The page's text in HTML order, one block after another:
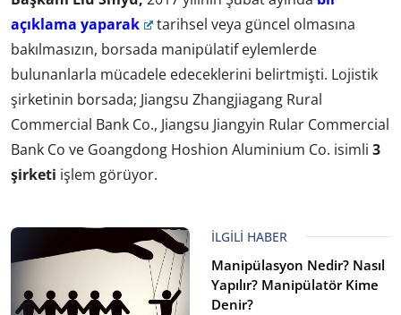
açıklama yaparak
tarihsel veya güncel olmasına
bakılmasızın, borsada manipülatif eylemlerde
bulunanlarla mücadele edeceklerini belirtmişti. Lojistik
şirketinin borsada; Jiangsu Zhangjiagang Rural
Commercial Bank Co., Jiangsu Jiangyin Rular Commercial
Bank Co ve Goangdong Hoshion Aluminium Co. isimli 3
şirketi işlem görüyor.
İLGILI HABER
Manipülasyon Nedir? Nasıl
Yapılır? Manipülatör Kime
Denir?